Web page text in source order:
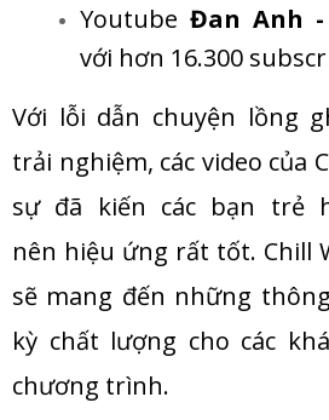
Youtube Đan Anh
với hơn 16.300
Với lỗi dẫn chuyện lồng
trải nghiệm, các video của
sự đã kiến các bạn trẻ
nên hiệu ứng rất tốt. Chill
sẽ mang đến những
kỳ chất lượng cho các
chương trình.